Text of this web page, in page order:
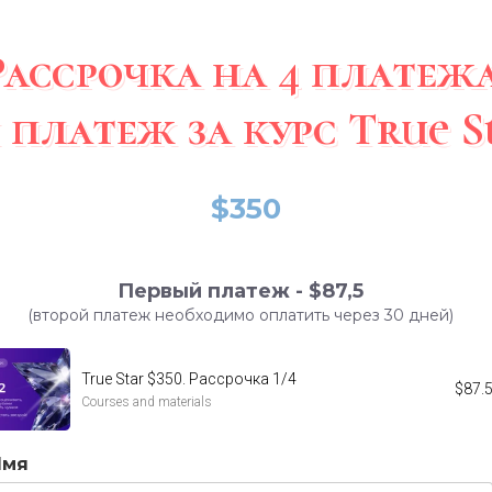
на 4
платежза курс True
$350
Первый платеж - $87,5
(второй платеж необходимо оплатить через 30 дней)
True Star $350. Рассрочка 1/4
Courses and materials
$87.5